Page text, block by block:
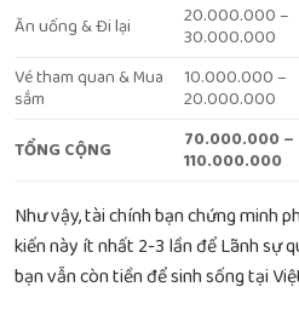
Ăn uống & Đi lại
20.000.000 –
30.000.000
Vé tham quan & Mua
sắm
10.000.000 –
20.000.000
TỔNG CỘNG
70.000.000 –
110.000.000
Như vậy, tài chính bạn chứng minh
kiến này ít nhất 2-3 lần để Lãnh sự
bạn vẫn còn tiền để sinh sống tại